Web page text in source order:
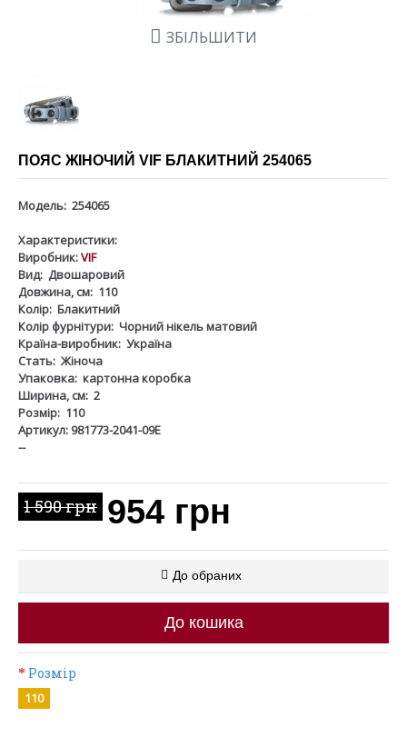
ЗБІЛЬШИТИ
ПОЯС ЖІНОЧИЙ VIF БЛАКИТНИЙ 254065
Модель: 254065
Характеристики:
Виробник:VIF
Вид: Двошаровий
Довжина, см: 110
Колір: Блакитний
Колір фурнітури: Чорний нікель матовий
Країна-виробник: Україна
Стать: Жіноча
Упаковка: картонна коробка
Ширина, см: 2
Розмір: 110
Артикул: 981773-2041-09Е
--
1 590 грн 954 грн
До обраних
До кошика
Розмір
110